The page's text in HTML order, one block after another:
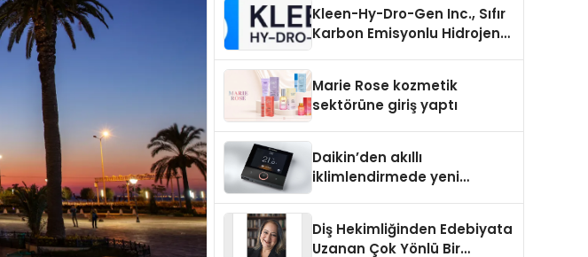
Kleen-Hy-Dro-Gen Inc., Sıfır
Karbon Emisyonlu Hidrojen
Aldı
Marie Rose kozmetik
sektörüne giriş yaptı
Daikin’den akıllı
iklimlendirmede yeni
Diş Hekimliğinden Edebiyata
Uzanan Çok Yönlü Bir